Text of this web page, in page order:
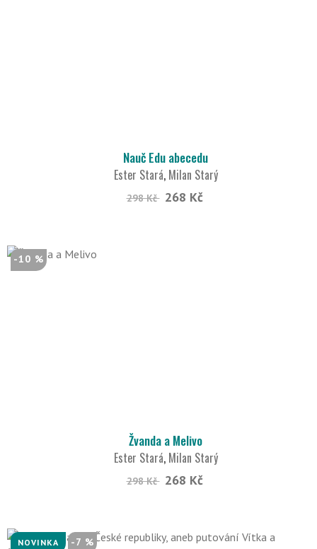
Nauč Edu abecedu
Ester Stará, Milan Starý
298 Kč 268 Kč
-10 %
Žvanda a Melivo
Ester Stará, Milan Starý
298 Kč 268 Kč
NOVINKA -7 %